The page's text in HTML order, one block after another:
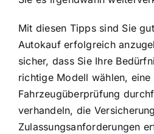
Mit diesen Tipps sind Sie
Autokauf erfolgreich
sicher, dass Sie Ihre
richtige Modell wählen,
Fahrzeugüberprüfung
verhandeln, die
Zulassungsanforderungen